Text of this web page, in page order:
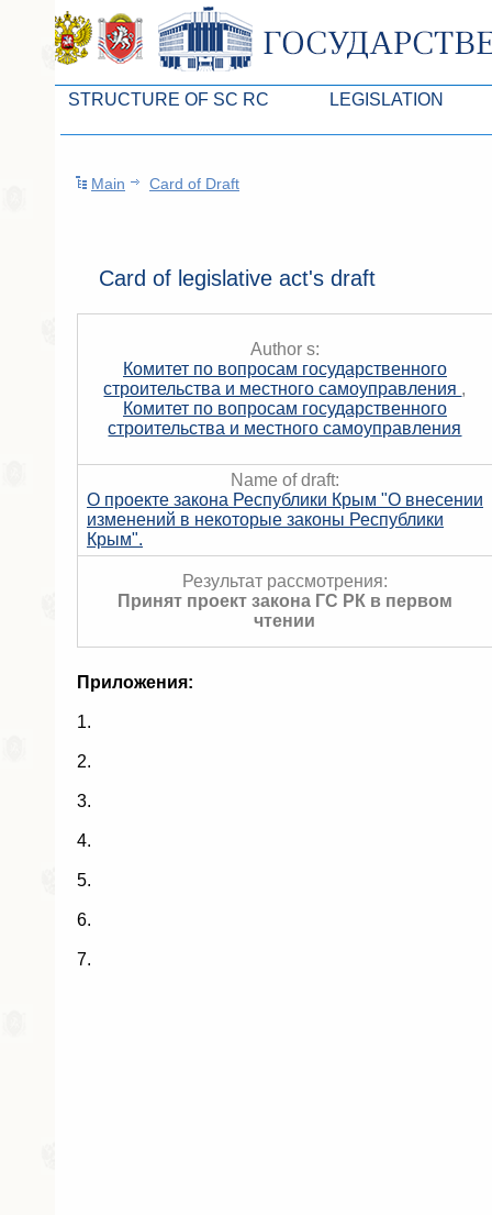
STRUCTURE OF SC RC
Presidium of SC ARC
Permanent commissions of SC ARC
Apparatus of SC of the ARC
Советники Председателя ГС РК
Управление делами ГС РК
Поиск депутата по округу
LEGISLATION
Антикоррупционная
Информация
Схема
Статистика
Main Card of Draft
Card of legislative act's draft
Author s:
Комитет по вопросам государственного
строительства и местного самоуправления ,
Комитет по вопросам государственного
строительства и местного самоуправления
Name of draft:
О проекте закона Республики Крым "О внесении
изменений в некоторые законы Республики
Крым".
Результат рассмотрения:
Принят проект закона ГС РК в первом
чтении
Приложения:
1.
2.
3.
4.
5.
6.
7.